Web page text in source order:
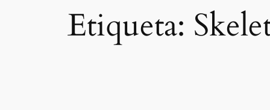
Etiqueta: